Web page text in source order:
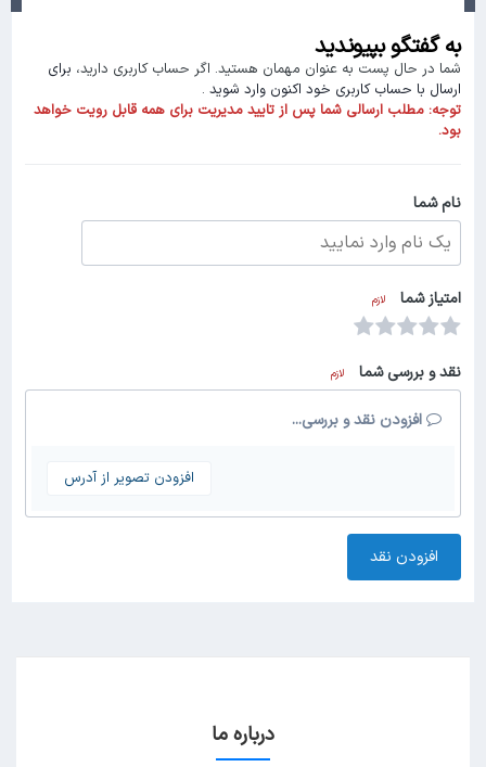
به گفتگو بپیوندید
شما در حال پست به عنوان مهمان هستید. اگر حساب کاربری دارید، برای
ارسال با حساب کاربری خود اکنون وارد شوید .
توجه: مطلب ارسالی شما پس از تایید مدیریت برای همه قابل رویت خواهد
بود.
نام شما
امتیاز شما لازم
نقد و بررسی شما لازم
افزودن نقد و بررسی...
افزودن تصویر از آدرس
افزودن نقد
درباره ما